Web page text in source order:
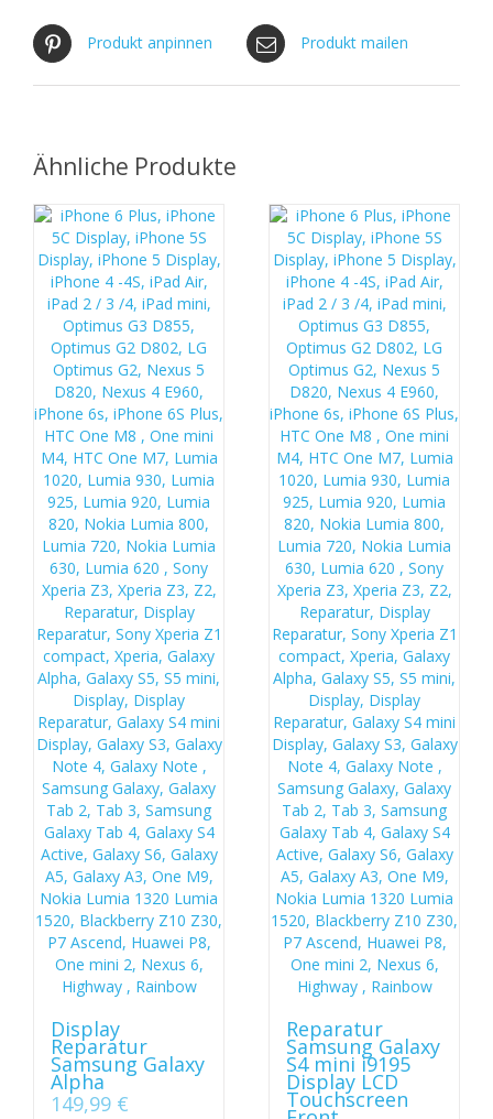
Produkt anpinnen Produkt mailen
Ähnliche Produkte
Display
Reparatur
Samsung Galaxy
Alpha
149,99 €
Reparatur
Samsung Galaxy
S4 mini i9195
Display LCD
Touchscreen